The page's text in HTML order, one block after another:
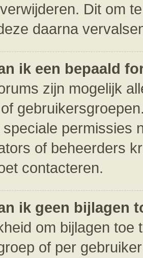
Dit om
daarna
ik een bepaald
zijn mogelijk
permissies
of beheerders
contacteren.
ik geen bijlagen
om bijlagen
of per